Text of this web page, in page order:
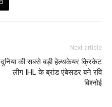
Next article
दुनिया की सबसे बड़ी हेल्थकेयर क्रिकेट
लीग IHL के ब्रांड एंबेसडर बने रवि
बिश्नोई